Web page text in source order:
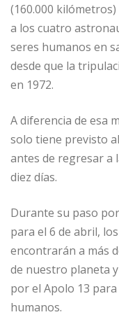
(160.000
a los cuatro
seres humanos en
desde que la
en 1972.
A diferencia de esa
solo tiene previsto
antes de regresar a
diez días.
Durante su paso
para el 6 de abril,
encontrarán a más
de nuestro planeta
por el Apolo 13
humanos.